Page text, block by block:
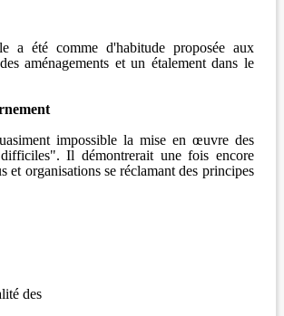
a été comme d'habitude proposée aux
aménagements et un étalement dans le
impossible la mise en œuvre des
Il démontrerait une fois encore
et organisations se réclamant des principes
des